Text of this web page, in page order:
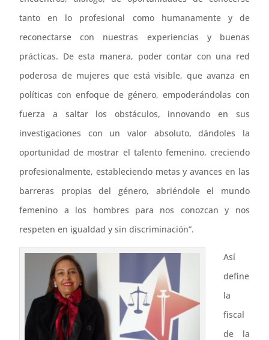
tanto en lo profesional como humanamente y de
reconectarse con nuestras experiencias y buenas
prácticas. De esta manera, poder contar con una red
poderosa de mujeres que está visible, que avanza en
políticas con enfoque de género, empoderándolas con
fuerza a saltar los obstáculos, innovando en sus
investigaciones con un valor absoluto, dándoles la
oportunidad de mostrar el talento femenino, creciendo
profesionalmente, estableciendo metas y avances en las
barreras propias del género, abriéndole el mundo
femenino a los hombres para nos conozcan y nos
respeten en igualdad y sin discriminación”.
Así
define
la
fiscal
de la